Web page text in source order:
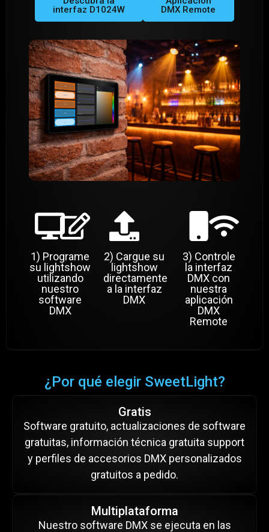
interfaz D1024W
DMX Remote
1) Programe
su lightshow
utilizando
nuestro
software
DMX
2) Cargue su
lightshow
directamente
a la interfaz
DMX
3) Controle
la interfaz
DMX con
nuestra
aplicación
DMX
Remote
¿Por qué elegir SweetLight?
Gratis
Software gratuito, actualizaciones de software
gratuitas, información técnica gratuita support
y perfiles de accesorios DMX personalizados
gratuitos a pedido.
Multiplataforma
Nuestro software DMX se ejecuta en las